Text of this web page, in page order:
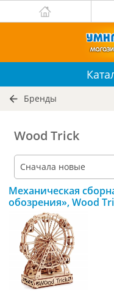
Бренды
Wood Trick
Механическая
обозрения», Wood